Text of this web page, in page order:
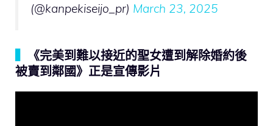
(@kanpekiseijo_pr) March 23, 2025
《完美到難以接近的聖女遭到解除婚約後
被賣到鄰國》正是宣傳影片